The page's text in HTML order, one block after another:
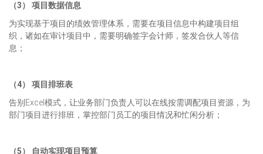
（3） 项目数据信息
为实现基于项目的绩效管理体系，需要在项目信息中构建项目组
织，诸如在审计项目中，需要明确签字会计师，签发合伙人等信
息；
（4） 项目排班表
告别Excel模式，让业务部门负责人可以在线按需调配项目资源，为
部门项目进行排班，掌控部门员工的项目情况和忙闲分析；
（5） 自动实现项目预算